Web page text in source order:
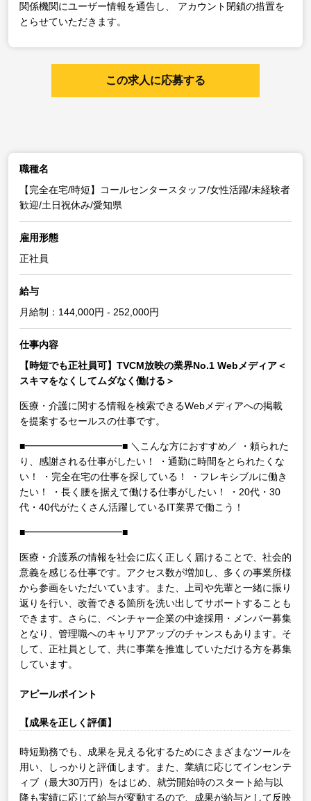
関係機関にユーザー情報を通告し、
アカウント閉鎖の措置を
とらせていただきます。
この求人に応募する
職種名
【完全在宅/時短】コールセンタースタッフ/女性活躍/未経験者
歓迎/土日祝休み/愛知県
雇用形態
正社員
給与
月給制：144,000円 - 252,000円
仕事内容
【時短でも正社員可】TVCM放映の業界No.1 Webメディア＜
スキマをなくしてムダなく働ける＞
医療・介護に関する情報を検索できるWebメディアへの掲載
を提案するセールスの仕事です。
■━━━━━━━━━━■ ＼こんな方におすすめ／
・頼られた
り、感謝される仕事がしたい！
・通勤に時間をとられたくな
い！
・完全在宅の仕事を探している！
・フレキシブルに働き
たい！
・長く腰を据えて働ける仕事がしたい！
・20代・30
代・40代がたくさん活躍しているIT業界で働こう！
■━━━━━━━━━━■
医療・介護系の情報を社会に広く正しく届けることで、社会的
意義を感じる仕事です。アクセス数が増加し、多くの事業所様
から参画をいただいています。また、上司や先輩と一緒に振り
返りを行い、改善できる箇所を洗い出してサポートすることも
できます。さらに、ベンチャー企業の中途採用・メンバー募集
となり、管理職へのキャリアアップのチャンスもあります。そ
して、正社員として、共に事業を推進していただける方を募集
しています。
アピールポイント
【成果を正しく評価】
時短勤務でも、成果を見える化するためにさまざまなツールを
用い、しっかりと評価します。また、業績に応じてインセンテ
ィブ（最大30万円）をはじめ、就労開始時のスタート給与以
降も実績に応じて給与が変動するので、成果が給与として反映